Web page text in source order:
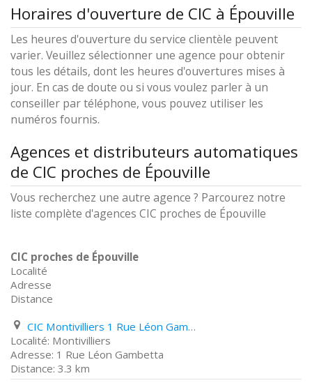
Horaires d'ouverture de CIC à Épouville
Les heures d'ouverture du service clientèle peuvent
varier. Veuillez sélectionner une agence pour obtenir
tous les détails, dont les heures d'ouvertures mises à
jour. En cas de doute ou si vous voulez parler à un
conseiller par téléphone, vous pouvez utiliser les
numéros fournis.
Agences et distributeurs automatiques
de CIC proches de Épouville
Vous recherchez une autre agence ? Parcourez notre
liste complète d'agences CIC proches de Épouville
CIC proches de Épouville
Localité
Adresse
Distance
CIC Montivilliers 1 Rue Léon Gambetta
Montivilliers
1 Rue Léon Gambetta
3.3 km